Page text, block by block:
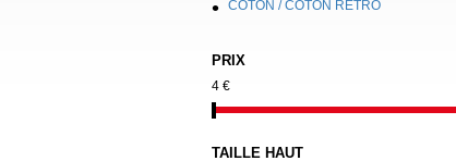
COTON / COTON RETRO
PRIX
4 €
TAILLE HAUT